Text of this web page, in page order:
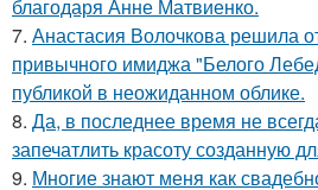
благодаря Анне Матвиенко.
7. Анастасия Волочкова решила
привычного имиджа "Белого
публикой в неожиданном облике.
8. Да, в последнее время не
запечатлить красоту созданную
9. Многие знают меня как